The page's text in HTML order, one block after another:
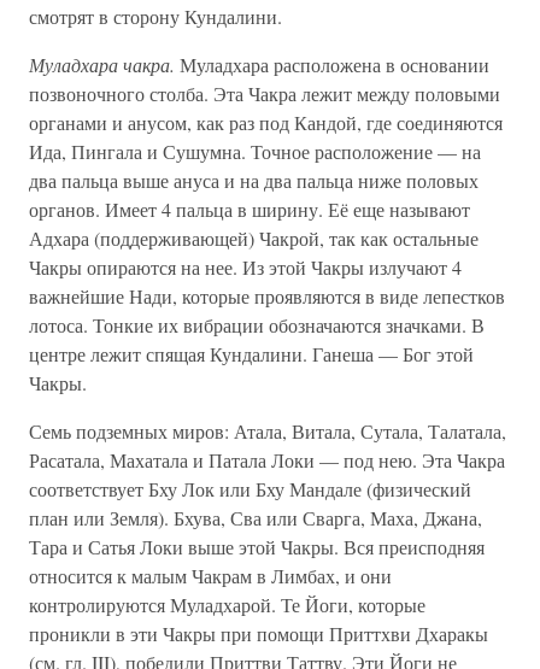
смотрят в сторону Кундалини.
Муладхара чакра. Муладхара расположена в основании
позвоночного столба. Эта Чакра лежит между половыми
органами и анусом, как раз под Кандой, где соединяются
Ида, Пингала и Сушумна. Точное расположение — на
два пальца выше ануса и на два пальца ниже половых
органов. Имеет 4 пальца в ширину. Её еще называют
Адхара (поддерживающей) Чакрой, так как остальные
Чакры опираются на нее. Из этой Чакры излучают 4
важнейшие Нади, которые проявляются в виде лепестков
лотоса. Тонкие их вибрации обозначаются значками. В
центре лежит спящая Кундалини. Ганеша — Бог этой
Чакры.
Семь подземных миров: Атала, Витала, Сутала, Талатала,
Расатала, Махатала и Патала Локи — под нею. Эта Чакра
соответствует Бху Лок или Бху Мандале (физический
план или Земля). Бхува, Сва или Сварга, Маха, Джана,
Тара и Сатья Локи выше этой Чакры. Вся преисподняя
относится к малым Чакрам в Лимбах, и они
контролируются Муладхарой. Те Йоги, которые
проникли в эти Чакры при помощи Приттхви Дхаракы
(см. гл. III), победили Приттви Таттву. Эти Йоги не